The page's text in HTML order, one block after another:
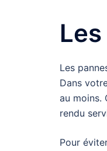
Les
Dans
au moins.
rendu
Pour